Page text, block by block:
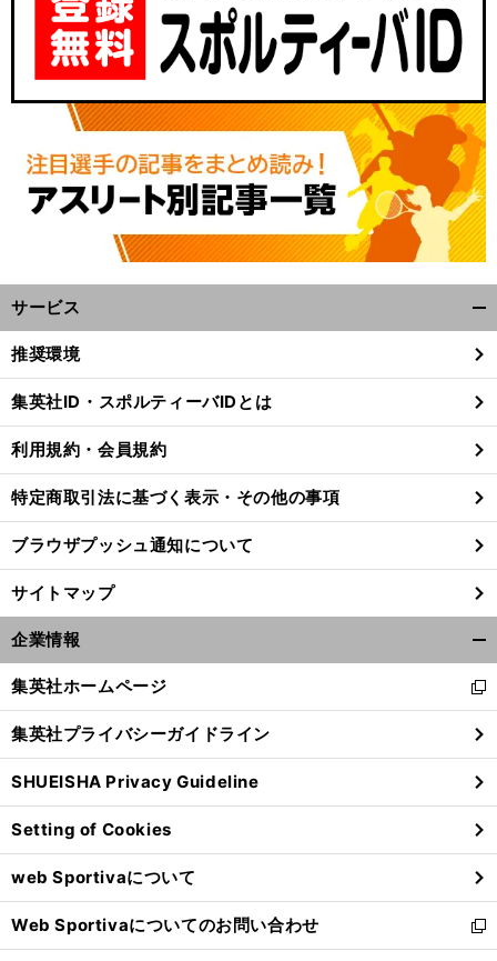
。
サービス
閉
る
推奨環境
集英社ID・スポルティーバIDとは
利用規約・会員規約
特定商取引法に基づく表示・その他の事項
ブラウザプッシュ通知について
サイトマップ
企業情報
閉
る
集英社ホームページ
新
し
い
ウ
ィ
ン
ド
ウ
で
開
く
集英社プライバシーガイドライン
SHUEISHA Privacy Guideline
Setting of Cookies
web Sportivaについて
Web Sportivaについてのお問い合わせ
新
し